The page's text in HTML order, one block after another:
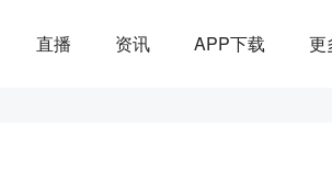
直播 资讯 APP下载 更